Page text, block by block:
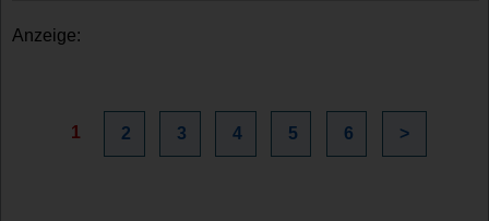
Anzeige:
1 2 3 4 5 6 >